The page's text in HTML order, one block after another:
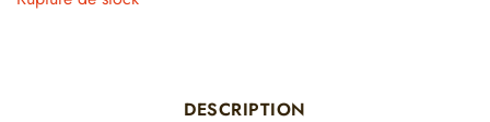
DESCRIPTION